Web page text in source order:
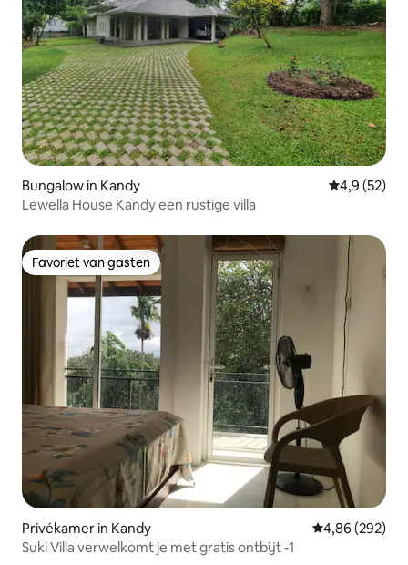
Bungalow in Kandy
4,9 (52)
Lewella House Kandy een rustige villa
Favoriet van gasten
Favoriet van gasten
Privékamer in Kandy Gemiddelde
4,86 (292)
Suki Villa verwelkomt je met gratis ontbijt -1